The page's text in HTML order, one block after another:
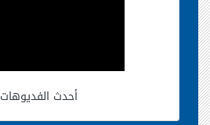
أحدث الفديوهات